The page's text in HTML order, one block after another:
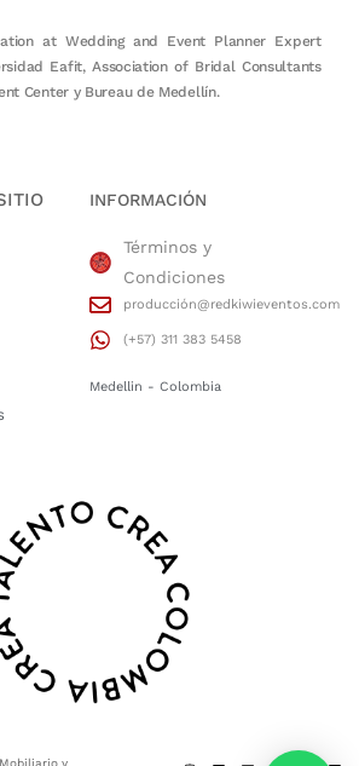
at Wedding and Event Planner Expert
Eafit, Association of Bridal Consultants
Center y Bureau de Medellín.
INFORMACIÓN
Términos y
Condiciones
producción@redkiwieventos.com
(+57) 311 383 5458
Medellin - Colombia
y